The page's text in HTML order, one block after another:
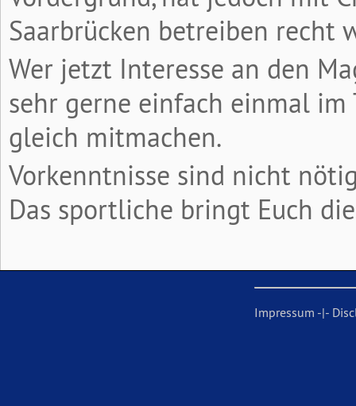
Saarbrücken betreiben recht
Wer jetzt Interesse an den
sehr gerne einfach einmal
gleich mitmachen.
Vorkenntnisse sind nicht
Das sportliche bringt Euch
Impressum -|-